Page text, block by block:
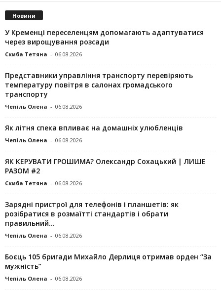
Новини
У Кременці переселенцям допомагають адаптуватися
через вирощування розсади
Скиба Тетяна - 06.08.2026
Представники управління транспорту перевіряють
температуру повітря в салонах громадського
транспорту
Чепіль Олена - 06.08.2026
Як літня спека впливає на домашніх улюбленців
Чепіль Олена - 06.08.2026
ЯК КЕРУВАТИ ГРОШИМА? Олександр Сохацький | ЛИШЕ
РАЗОМ #2
Скиба Тетяна - 06.08.2026
Зарядні пристрої для телефонів і планшетів: як
розібратися в розмаїтті стандартів і обрати
правильний...
Чепіль Олена - 06.08.2026
Боєць 105 бригади Михайло Дерлиця отримав орден “За
мужність”
Чепіль Олена - 06.08.2026